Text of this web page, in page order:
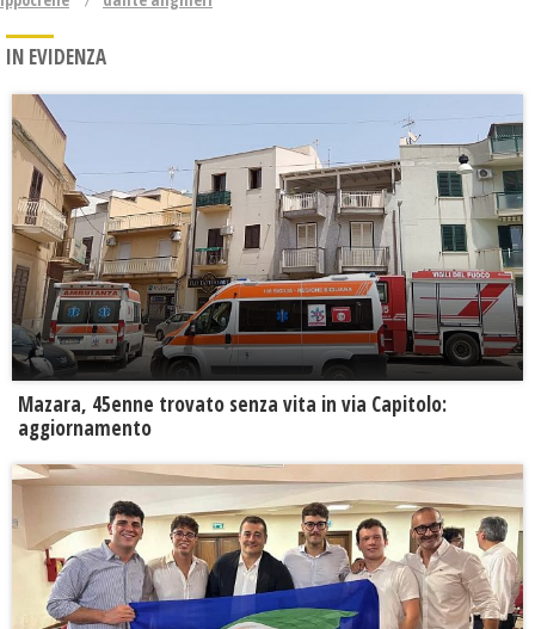
IN EVIDENZA
Mazara, 45enne trovato senza vita in via Capitolo:
aggiornamento